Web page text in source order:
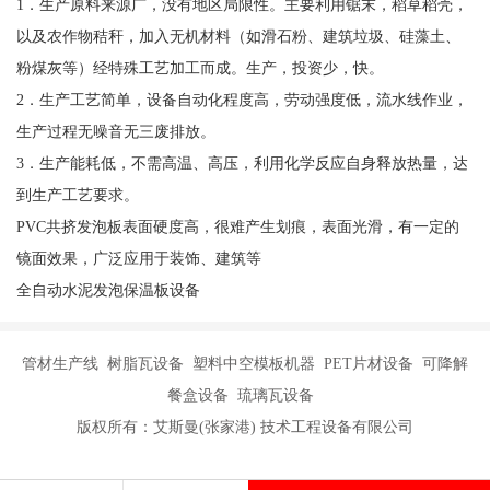
1．生产原料来源广，没有地区局限性。主要利用锯末，稻草稻壳，
以及农作物秸秆，加入无机材料（如滑石粉、建筑垃圾、硅藻土、
粉煤灰等）经特殊工艺加工而成。生产，投资少，快。
2．生产工艺简单，设备自动化程度高，劳动强度低，流水线作业，
生产过程无噪音无三废排放。
3．生产能耗低，不需高温、高压，利用化学反应自身释放热量，达
到生产工艺要求。
PVC共挤发泡板表面硬度高，很难产生划痕，表面光滑，有一定的
镜面效果，广泛应用于装饰、建筑等
全自动水泥发泡保温板设备
管材生产线 树脂瓦设备 塑料中空模板机器 PET片材设备 可降解
餐盒设备 琉璃瓦设备
版权所有：艾斯曼(张家港) 技术工程设备有限公司